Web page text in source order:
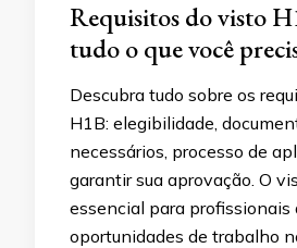
Requisitos do visto
tudo o que você
Descubra tudo sobre os
H1B: elegibilidade,
necessários, processo de
garantir sua aprovação. O
essencial para profissionais
oportunidades de trabalho